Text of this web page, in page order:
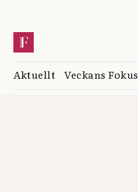
Aktuellt Veckans Fokus